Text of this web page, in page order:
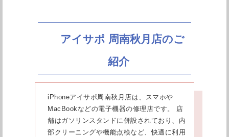
アイサポ 周南秋月店のご
紹介
iPhoneアイサポ周南秋月店は、スマホや
MacBookなどの電子機器の修理店です。 店
舗はガソリンスタンドに併設されており、内
部クリーニングや機能点検など、快適に利用